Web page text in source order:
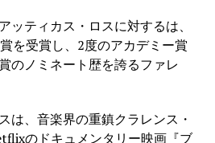
ッティカス・ロスに対するは、
を受賞し、2度のアカデミー賞
のノミネート歴を誇るファレ
は、音楽界の重鎮クラレンス・
のドキュメンタリー映画『ブ